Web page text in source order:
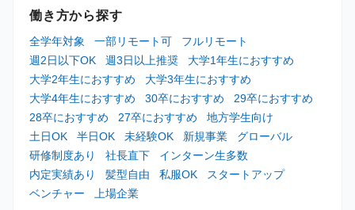
働き方から探す
全学年対象 一部リモート可
フルリモート
週2日以下OK
週3日以上推奨
大学1年生におすすめ
大学2年生におすすめ
大学3年生におすすめ
大学4年生におすすめ
30卒におすすめ
29卒におすすめ
28卒におすすめ
27卒におすすめ
地方学生向け
土日OK
半日OK 未経験OK 新規事業
グローバル
研修制度あり
社長直下
インターン生多数
内定実績あり
髪型自由 私服OK
スタートアップ
ベンチャー
上場企業